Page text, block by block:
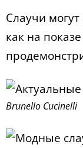
Слаучи
как на
Brunello Cucinelli